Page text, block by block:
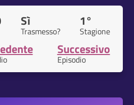
Sì
Trasmesso?
1°
Stagione
Successivo
Episodio